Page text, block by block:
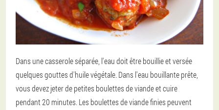
Dans une casserole séparée, l'eau doit être bouillie et versée
quelques gouttes d'huile végétale. Dans l'eau bouillante prête,
vous devez jeter de petites boulettes de viande et cuire
pendant 20 minutes. Les boulettes de viande finies peuvent